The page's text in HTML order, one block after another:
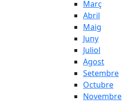
Març
Abril
Maig
Juny
Juliol
Agost
Setembre
Octubre
Novembre